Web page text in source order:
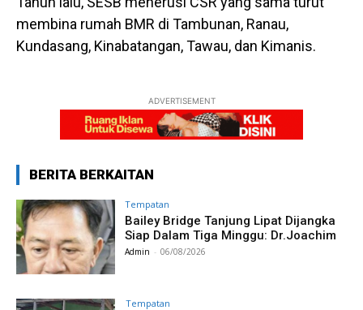
membina rumah BMR di Tambunan, Ranau,
Kundasang, Kinabatangan, Tawau, dan Kimanis.
ADVERTISEMENT
BERITA BERKAITAN
Tempatan
Bailey Bridge Tanjung Lipat Dijangka
Siap Dalam Tiga Minggu: Dr.Joachim
Admin - 06/08/2026
Tempatan